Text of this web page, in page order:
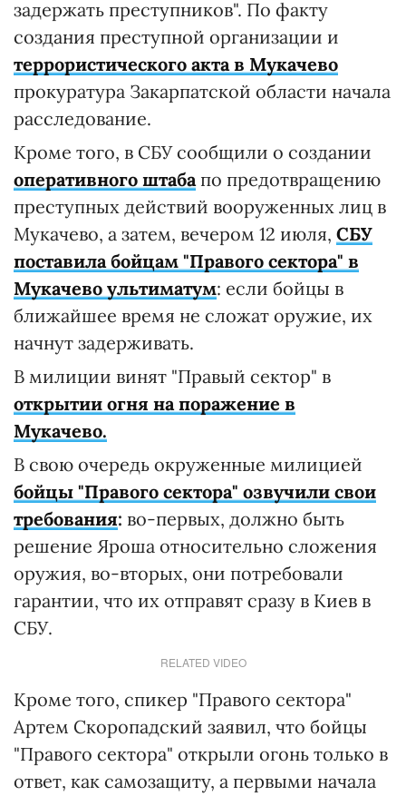
задержать преступников". По факту
создания преступной организации и
террористического акта в Мукачево
прокуратура Закарпатской области начала
расследование.
Кроме того, в СБУ сообщили о создании
оперативного штабапо предотвращению
преступных действий вооруженных лиц в
Мукачево, а затем, вечером 12 июля, СБУ
поставила бойцам "Правого сектора" в
Мукачево ультиматум: если бойцы в
ближайшее время не сложат оружие, их
начнут задерживать.
В милиции винят "Правый сектор" в
открытии огня на поражение в
Мукачево.
В свою очередь окруженные милицией
бойцы "Правого сектора" озвучили свои
требования: во-первых, должно быть
решение Яроша относительно сложения
оружия, во-вторых, они потребовали
гарантии, что их отправят сразу в Киев в
СБУ.
RELATED VIDEO
Кроме того, спикер "Правого сектора"
Артем Скоропадский заявил, что бойцы
"Правого сектора" открыли огонь только в
ответ, как самозащиту, а первыми начала